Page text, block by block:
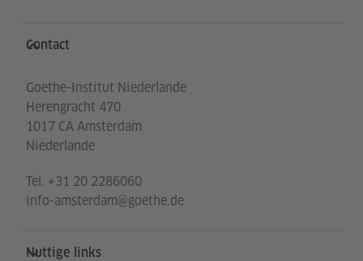
Service- und Informationsbereich
Contact
Goethe-Institut Niederlande
Herengracht 470
1017 CA Amsterdam
Niederlande
Tel. +31 20 2286060
info-amsterdam@goethe.de
Nuttige links